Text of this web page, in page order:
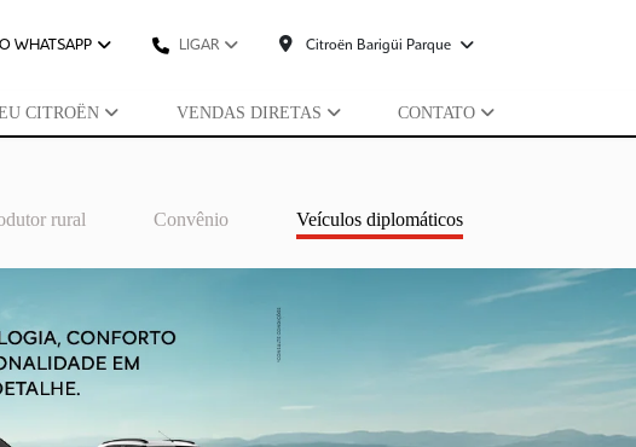
WHATSAPP LIGAR Citroën Barigüi Parque
CITROËN VENDAS DIRETAS CONTATO
rural Convênio Veículos diplomáticos